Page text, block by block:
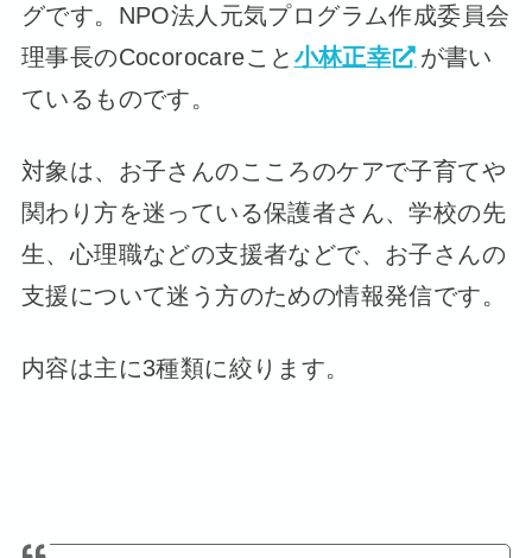
グです。NPO法人元気プログラム作成委員会
理事長のCocorocareこと 小林正幸
が書い
ているものです。
対象は、お子さんのこころのケアで子育てや
関わり方を迷っている保護者さん、学校の先
生、心理職などの支援者などで、お子さんの
支援について迷う方のための情報発信です。
内容は主に3種類に絞ります。